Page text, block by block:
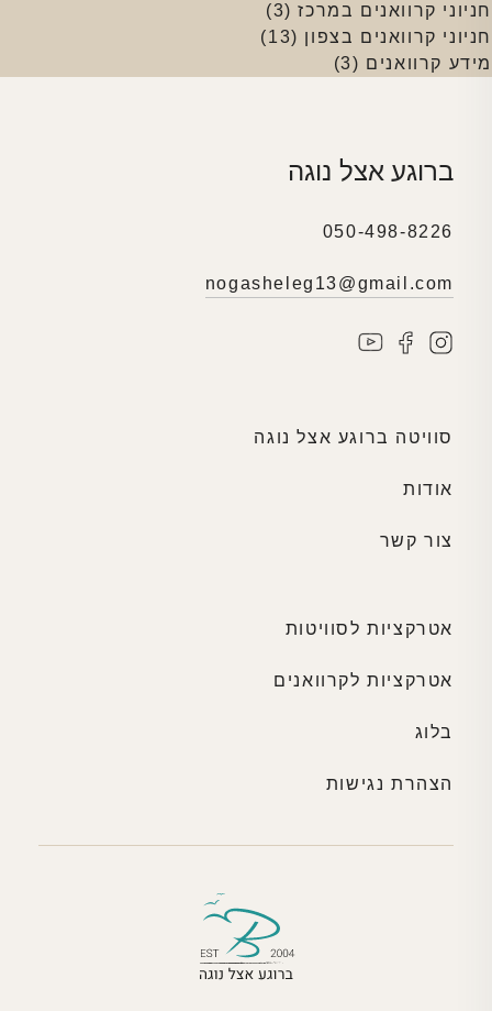
חניוני קרוואנים במרכז(3)
חניוני קרוואנים בצפון (13)
מידע קרוואנים (3)
ברוגע אצל נוגה
050-498-8226
nogasheleg13@gmail.com
סוויטה ברוגע אצל נוגה
אודות
צור קשר
אטרקציות לסוויטות
אטרקציות לקרוואנים
בלוג
הצהרת נגישות